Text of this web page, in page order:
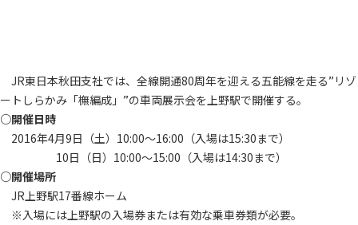
JR東日本秋田支社では、全線開通80周年を迎える五能線を走る”リゾ
ートしらかみ「橅編成」”の車両展示会を上野駅で開催する。
○開催日時
2016年4月9日（土）10:00～16:00（入場は15:30まで）
10日（日）10:00～15:00（入場は14:30まで）
○開催場所
JR上野駅17番線ホーム
※入場には上野駅の入場券または有効な乗車券類が必要。